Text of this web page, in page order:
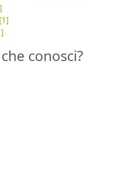
conosci?